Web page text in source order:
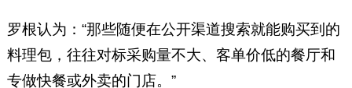
罗根认为：“那些随便在公开渠道搜索就能购买到的
料理包，往往对标采购量不大、客单价低的餐厅和
专做快餐或外卖的门店。”